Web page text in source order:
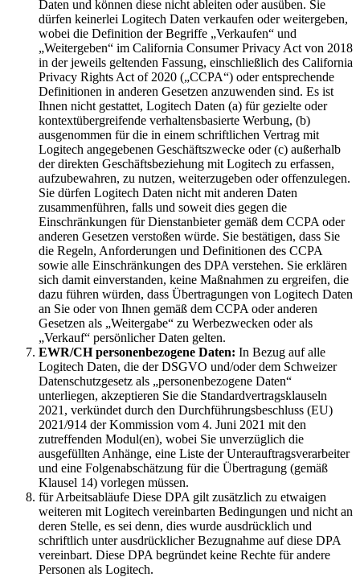
Daten und können diese nicht ableiten oder ausüben. Sie
dürfen keinerlei Logitech Daten verkaufen oder weitergeben,
wobei die Definition der Begriffe „Verkaufen“ und
„Weitergeben“ im California Consumer Privacy Act von 2018
in der jeweils geltenden Fassung, einschließlich des California
Privacy Rights Act of 2020 („CCPA“) oder entsprechende
Definitionen in anderen Gesetzen anzuwenden sind. Es ist
Ihnen nicht gestattet, Logitech Daten (a) für gezielte oder
kontextübergreifende verhaltensbasierte Werbung, (b)
ausgenommen für die in einem schriftlichen Vertrag mit
Logitech angegebenen Geschäftszwecke oder (c) außerhalb
der direkten Geschäftsbeziehung mit Logitech zu erfassen,
aufzubewahren, zu nutzen, weiterzugeben oder offenzulegen.
Sie dürfen Logitech Daten nicht mit anderen Daten
zusammenführen, falls und soweit dies gegen die
Einschränkungen für Dienstanbieter gemäß dem CCPA oder
anderen Gesetzen verstoßen würde. Sie bestätigen, dass Sie
die Regeln, Anforderungen und Definitionen des CCPA
sowie alle Einschränkungen des DPA verstehen. Sie erklären
sich damit einverstanden, keine Maßnahmen zu ergreifen, die
dazu führen würden, dass Übertragungen von Logitech Daten
an Sie oder von Ihnen gemäß dem CCPA oder anderen
Gesetzen als „Weitergabe“ zu Werbezwecken oder als
„Verkauf“ persönlicher Daten gelten.
EWR/CH personenbezogene Daten: In Bezug auf alle
Logitech Daten, die der DSGVO und/oder dem Schweizer
Datenschutzgesetz als „personenbezogene Daten“
unterliegen, akzeptieren Sie die Standardvertragsklauseln
2021, verkündet durch den Durchführungsbeschluss (EU)
2021/914 der Kommission vom 4. Juni 2021 mit den
zutreffenden Modul(en), wobei Sie unverzüglich die
ausgefüllten Anhänge, eine Liste der Unterauftragsverarbeiter
und eine Folgenabschätzung für die Übertragung (gemäß
Klausel 14) vorlegen müssen.
für Arbeitsabläufe Diese DPA gilt zusätzlich zu etwaigen
weiteren mit Logitech vereinbarten Bedingungen und nicht an
deren Stelle, es sei denn, dies wurde ausdrücklich und
schriftlich unter ausdrücklicher Bezugnahme auf diese DPA
vereinbart. Diese DPA begründet keine Rechte für andere
Personen als Logitech.